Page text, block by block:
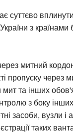
суттєво
з країнами
митний
пропуску через
та інших
з боку
засоби, вузли
таких